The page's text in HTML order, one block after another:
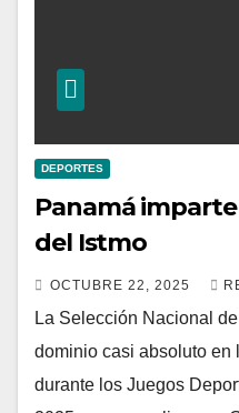
DEPORTES
Panamá
del Istmo
OCTUBRE 22, 2025
La Selección Nacional
dominio casi absoluto en
durante los Juegos